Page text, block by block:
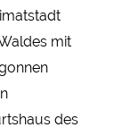
mit
des